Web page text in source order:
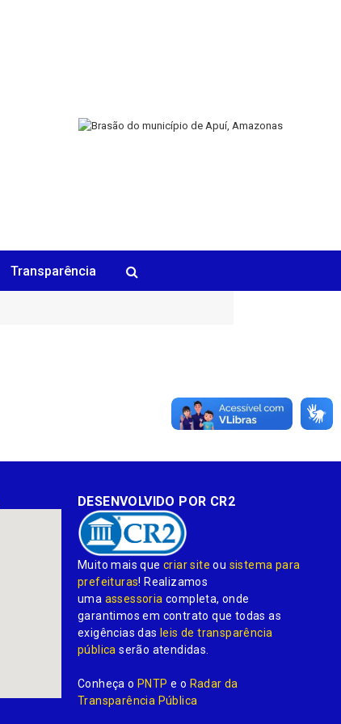
Transparência
DESENVOLVIDO POR CR2
Muito mais quecriar site ou sistema para
prefeituras! Realizamos
uma assessoria completa, onde
garantimos em contrato que todas as
exigências dasleis de transparência
pública serão atendidas.
Conheça oPNTP e o Radar da
Transparência Pública